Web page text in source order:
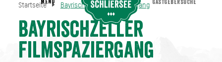
Startseite Bayrischzeller Filmspaziergang
Bayrischzeller
Filmspaziergang
Startseite Bayrischzeller Filmspaziergang
MENU GASTGEBERSUCHE